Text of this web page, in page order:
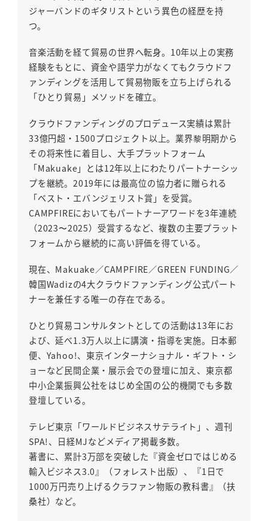
ジャーバンドのギタリストという異色の経歴を持
つ。
音楽活動を経て貿易の世界へ転身。10年以上の実務
経験をもとに、資金や語学力がなくてもクラウドフ
ァンディングを活用して貿易物販を立ち上げられる
「ひとり貿易」メソッドを確立。
クラウドファンディングのプロデュース実績は累計
33億円超・1500プロジェクト以上。業界黎明期から
その将来性に着目し、大手プラットフォーム
「Makuake」とは12年以上にわたりパートナーシッ
プを継続。2019年には最高位の協力者に贈られる
「ベスト・エバンジェリスト賞」を受賞。
CAMPFIREにおいてもパートナーアワードを3年連続
（2023〜2025）受賞するなど、複数の主要プラット
フォームから継続的に高い評価を得ている。
現在、Makuake／CAMPFIRE／GREEN FUNDING／
韓国Wadizの4大クラウドファンディング公式パート
ナーを兼任する唯一の存在である。
ひとり貿易コンサルタントとしての活動は13年にお
よび、延べ1.3万人以上に講演・指導を実施。日本郵
便、Yahoo!、東京インターナショナル・ギフト・シ
ョーなど民間企業・展示会での登壇に加え、東京都
中小企業振興公社をはじめ全国の公的機関でも多数
登壇している。
テレビ東京「ワールドビジネスサテライト」、週刊
SPA!、日経MJなどメディア掲載多数。
著書に、累計3万部を突破した『資金ゼロではじめる
輸入ビジネス3.0』（フォレスト出版）、『1日で
1000万円売り上げるクラファン物販の教科書』（扶
桑社）など。